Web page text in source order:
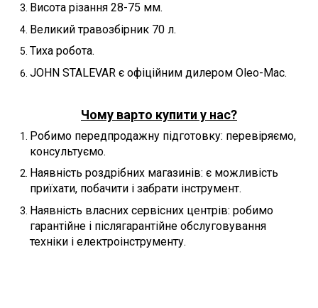
Висота різання 28-75 мм.
Великий травозбірник 70 л.
Тиха робота.
JOHN STALEVAR є офіційним дилером Oleo-Mac.
Чому варто купити у нас?
Робимо передпродажну підготовку: перевіряємо,
консультуємо.
Наявність роздрібних магазинів: є можливість
приїхати, побачити і забрати інструмент.
Наявність власних сервісних центрів: робимо
гарантійне і післягарантійне обслуговування
техніки і електроінструменту.